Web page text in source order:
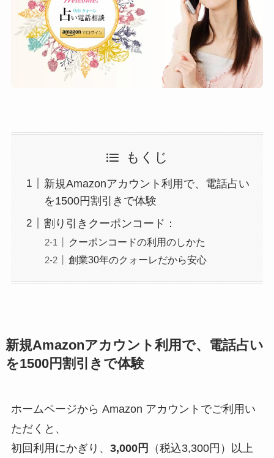
もくじ
新規Amazonアカウント利用で、電話占い
を1500円割引きで体験
割り引きクーポンコード：
クーポンコードの利用のしかた
創業30年のクォーレだから安心
新規Amazonアカウント利用で、電話占い
を1500円割引きで体験
ホームページから Amazon アカウントでご利用い
ただくと、
初回利用にかぎり、 3,000円
（税込3,300円）以上